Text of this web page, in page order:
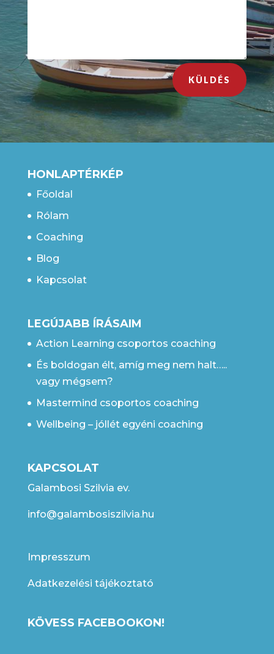
KÜLDÉS
HONLAPTÉRKÉP
Főoldal
Rólam
Coaching
Blog
Kapcsolat
LEGÚJABB ÍRÁSAIM
Action Learning csoportos coaching
És boldogan élt, amíg meg nem halt…..
vagy mégsem?
Mastermind csoportos coaching
Wellbeing – jóllét egyéni coaching
KAPCSOLAT
Galambosi Szilvia ev.
info@galambosiszilvia.hu
Impresszum
Adatkezelési tájékoztató
KÖVESS FACEBOOKON!